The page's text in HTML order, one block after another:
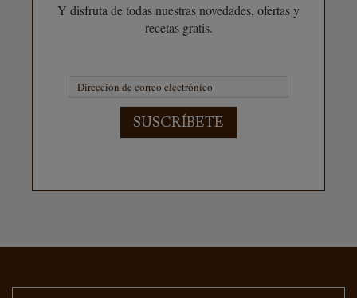
Y disfruta de todas nuestras novedades, ofertas y
recetas gratis.
SUSCRÍBETE